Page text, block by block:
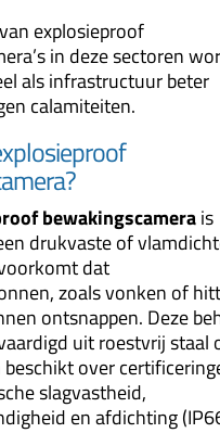
explosieproof
in deze sectoren
als infrastructuur beter
calamiteiten.
bewakingscamerais
drukvaste of
dat
zoals vonken of
ontsnappen. Deze
uit roestvrij staal
over
slagvastheid,
en afdichting